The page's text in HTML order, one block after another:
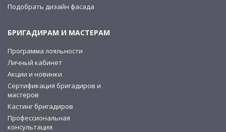
Подобрать дизайн фасада
БРИГАДИРАМ И МАСТЕРАМ
Программа лояльности
Личный кабинет
Акции и новинки
Сертификация бригадиров и
мастеров
Кастинг бригадиров
Профессиональная
консультация